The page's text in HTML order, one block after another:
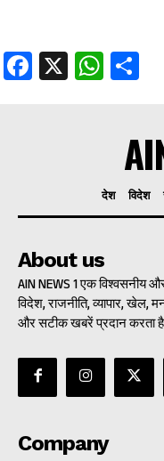
Facebook
X
देश विदेश
About us
AIN NEWS 1 एक विश्वसनीय
विदेश, राजनीति, व्यापार, खेल,
और सटीक खबरें प्रदान करता
Company